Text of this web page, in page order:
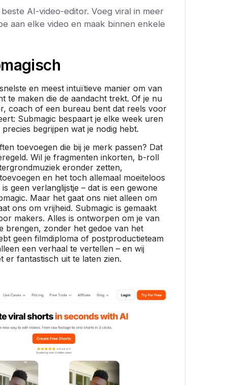
beste AI-video-editor. Voeg viral in meer
aan elke video en maak binnen enkele
en meest intuïtieve manier om van
te maken die de aandacht trekt. Of je nu
coach of een bureau bent dat reels voor
Submagic bespaart je elke week uren
begrijpen wat je nodig hebt.
toevoegen die bij je merk passen? Dat
Wil je fragmenten inkorten, b-roll
eronder zetten,
en het toch allemaal moeiteloos
geen verlanglijstje – dat is een gewone
Maar het gaat ons niet alleen om
ons om vrijheid. Submagic is gemaakt
makers. Alles is ontworpen om je van
brengen, zonder het gedoe van het
geen filmdiploma of postproductieteam
een verhaal te vertellen – en wij
er fantastisch uit te laten zien.